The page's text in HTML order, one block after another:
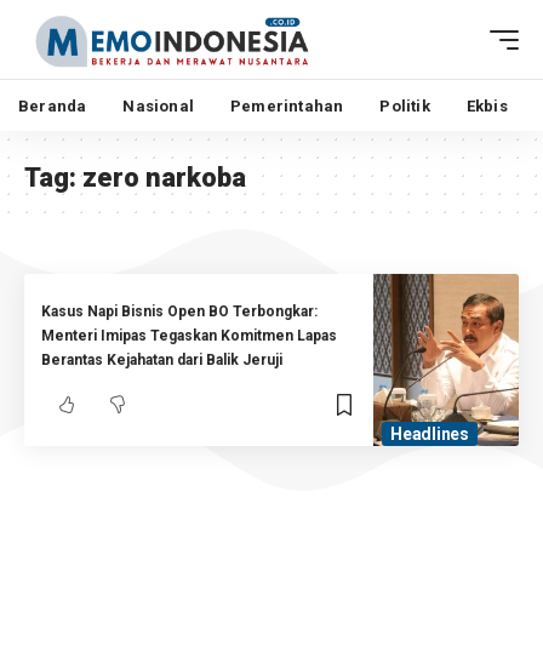
Beranda Nasional Pemerintahan Politik Ekbis
Tag:zero narkoba
Headlines
Kasus Napi Bisnis Open BO Terbongkar:
Menteri Imipas Tegaskan Komitmen Lapas
Berantas Kejahatan dari Balik Jeruji